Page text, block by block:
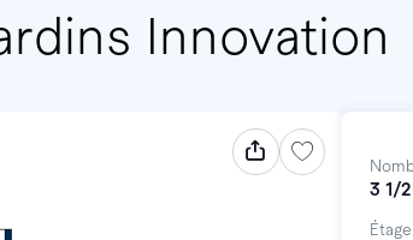
Innovation
3 1/2
Étage